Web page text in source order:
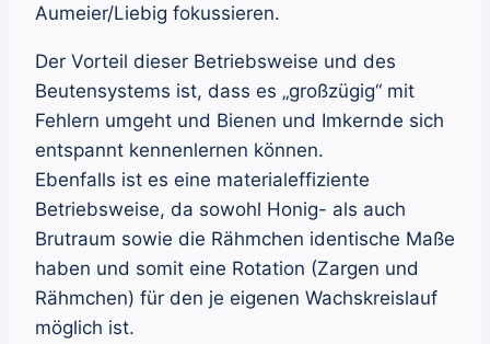
Aumeier/Liebig fokussieren.
Der Vorteil dieser Betriebsweise und des
Beutensystems ist, dass es „großzügig“ mit
Fehlern umgeht und Bienen und Imkernde sich
entspannt kennenlernen können.
Ebenfalls ist es eine materialeffiziente
Betriebsweise, da sowohl Honig- als auch
Brutraum sowie die Rähmchen identische Maße
haben und somit eine Rotation (Zargen und
Rähmchen) für den je eigenen Wachskreislauf
möglich ist.